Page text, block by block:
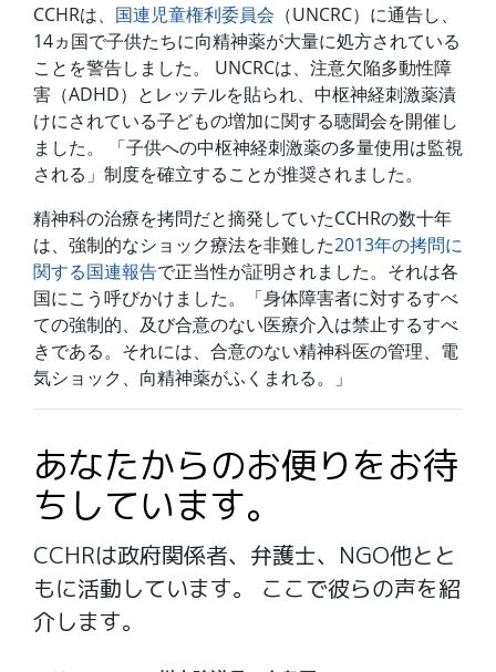
CCHRは、 国連児童権利委員会 （UNCRC）に通告し、
14ヵ国で子供たちに向精神薬が大量に処方されている
ことを警告しました。 UNCRCは、注意欠陥多動性障
害（ADHD）とレッテルを貼られ、中枢神経刺激薬漬
けにされている子どもの増加に関する聴聞会を開催し
ました。 「子供への中枢神経刺激薬の多量使用は監視
される」制度を確立することが推奨されました。
精神科の治療を拷問だと摘発していたCCHRの数十年
は、強制的なショック療法を非難した2013年の拷問に
関する国連報告で正当性が証明されました。それは各
国にこう呼びかけました。「身体障害者に対するすべ
ての強制的、及び合意のない医療介入は禁止するすべ
きである。それには、合意のない精神科医の管理、電
気ショック、向精神薬がふくまれる。」
あなたからのお便りをお待
ちしています。
CCHRは政府関係者、弁護士、NGO他とと
もに活動しています。 ここで彼らの声を紹
介します｡